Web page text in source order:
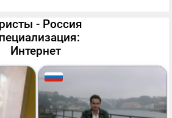
- Россия
Интернет